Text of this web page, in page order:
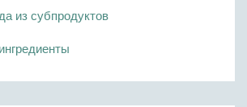
из субпродуктов